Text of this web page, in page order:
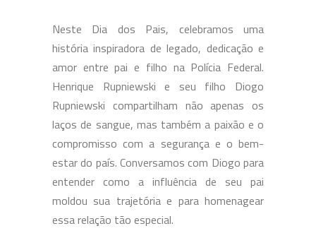
Neste Dia dos Pais, celebramos uma
história inspiradora de legado, dedicação e
amor entre pai e filho na Polícia Federal.
Henrique Rupniewski e seu filho Diogo
Rupniewski compartilham não apenas os
laços de sangue, mas também a paixão e o
compromisso com a segurança e o bem-
estar do país. Conversamos com Diogo para
entender como a influência de seu pai
moldou sua trajetória e para homenagear
essa relação tão especial.